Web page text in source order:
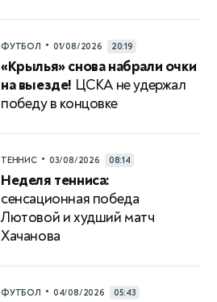
ФУТБОЛ • 01/08/2026 20:19
«Крылья» снова набрали очки
на выезде! ЦСКА не удержал
победу в концовке
ТЕННИС • 03/08/2026 08:14
Неделя тенниса:
сенсационная победа
Лютовой и худший матч
Хачанова
ФУТБОЛ • 04/08/2026 05:43